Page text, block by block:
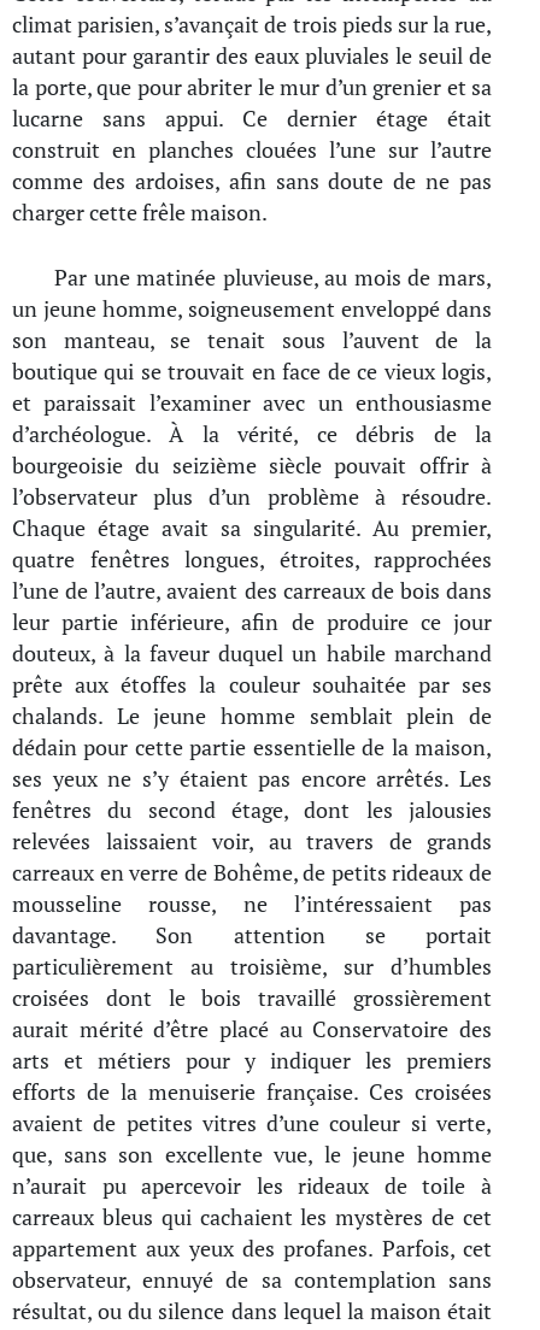
climat parisien, s’avançait de trois pieds sur la rue,
autant pour garantir des eaux pluviales le seuil de
la porte, que pour abriter le mur d’un grenier et sa
lucarne sans appui. Ce dernier étage était
construit en planches clouées l’une sur l’autre
comme des ardoises, afin sans doute de ne pas
charger cette frêle maison.
Par une matinée pluvieuse, au mois de mars,
un jeune homme, soigneusement enveloppé dans
son manteau, se tenait sous l’auvent de la
boutique qui se trouvait en face de ce vieux logis,
et paraissait l’examiner avec un enthousiasme
d’archéologue. À la vérité, ce débris de la
bourgeoisie du seizième siècle pouvait offrir à
l’observateur plus d’un problème à résoudre.
Chaque étage avait sa singularité. Au premier,
quatre fenêtres longues, étroites, rapprochées
l’une de l’autre, avaient des carreaux de bois dans
leur partie inférieure, afin de produire ce jour
douteux, à la faveur duquel un habile marchand
prête aux étoffes la couleur souhaitée par ses
chalands. Le jeune homme semblait plein de
dédain pour cette partie essentielle de la maison,
ses yeux ne s’y étaient pas encore arrêtés. Les
fenêtres du second étage, dont les jalousies
relevées laissaient voir, au travers de grands
carreaux en verre de Bohême, de petits rideaux de
mousseline rousse, ne l’intéressaient pas
davantage. Son attention se portait
particulièrement au troisième, sur d’humbles
croisées dont le bois travaillé grossièrement
aurait mérité d’être placé au Conservatoire des
arts et métiers pour y indiquer les premiers
efforts de la menuiserie française. Ces croisées
avaient de petites vitres d’une couleur si verte,
que, sans son excellente vue, le jeune homme
n’aurait pu apercevoir les rideaux de toile à
carreaux bleus qui cachaient les mystères de cet
appartement aux yeux des profanes. Parfois, cet
observateur, ennuyé de sa contemplation sans
résultat, ou du silence dans lequel la maison était